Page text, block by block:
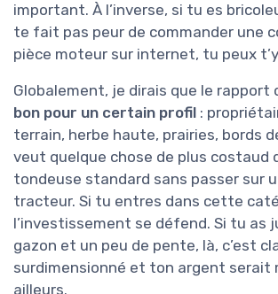
Le point qui fait un peu baisser la
SAV flou. Quand tu mets une
savoir que tu peux la faire réparer
Là, ce n’est pas aussi simple, et ça
refroidir. Si tu es du genre à garder
longtemps et à les faire réparer
les remplacer, c’est un critère
l’inverse, si tu es bricoleur et que ça
pas peur de commander une
pièce moteur sur internet, tu peux t’y
Globalement, je dirais que le rapport